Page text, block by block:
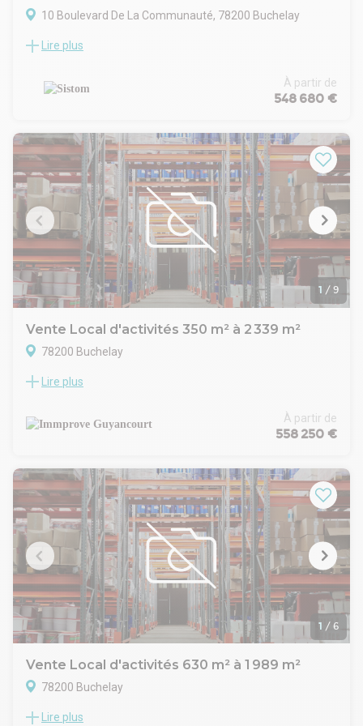
10 Boulevard De La Communauté, 78200 Buchelay
SISTOM vous propose à la vente les dernières cellules du
Visible depuis l'A13 et le péage de Buchelay, ce parc a été un
véritable succès commercial et il ne reste que trois dernières
lourds et excellentes prestations, ce parc peut accueillir tout
type d'activités.
Chaque lot dispose d'une porte sectionnelle, d'une partie
accueil et bureaux et d'une charge au sol de 3T/m²
minimum.
Lire plus
À partir de
548 680 €
1 / 9
Vente Local d'activités 350 m² à 2 339 m²
78200 Buchelay
Immprove vous propose l'acquisition de locaux neufs
prestations, livraison sous 3 mois ou 8 mois après signature
de l'acte.
Lire plus
À partir de
558 250 €
1 / 6
Vente Local d'activités 630 m² à 1 989 m²
78200 Buchelay
DATA IMMO vous présente à Buchelay, 1989 m2 d'activite
Lire plus